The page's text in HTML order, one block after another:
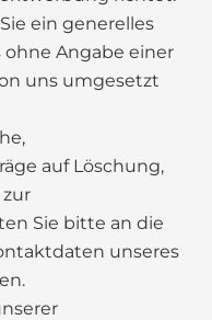
ein generelles
Angabe einer
uns umgesetzt
auf Löschung,
Sie bitte an die
unseres